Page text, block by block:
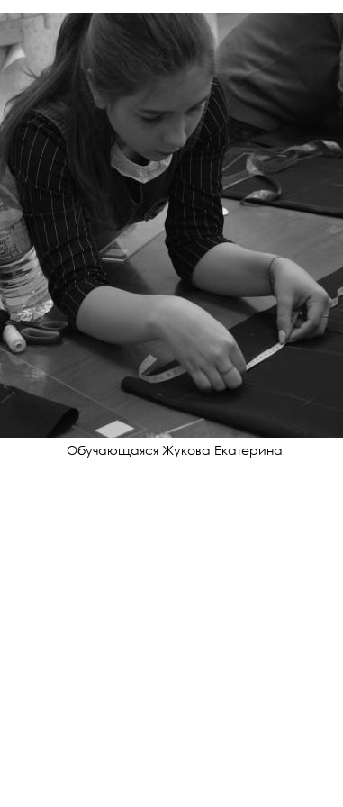
Обучающаяся Жукова Екатерина